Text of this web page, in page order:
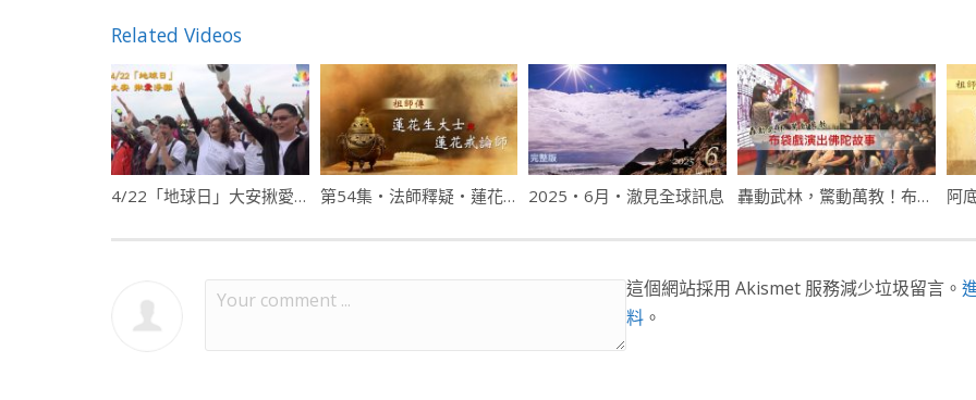
Related Videos
4/22「地球日」大安揪愛淨灘 第54集・法師釋疑・蓮花生大士與蓮花戒論師 2025・6月・澈見全球訊息 轟動武林，驚動萬教！布袋戲演出佛陀故事
這個網站採用 Akismet 服務減少垃圾留言。
料 。